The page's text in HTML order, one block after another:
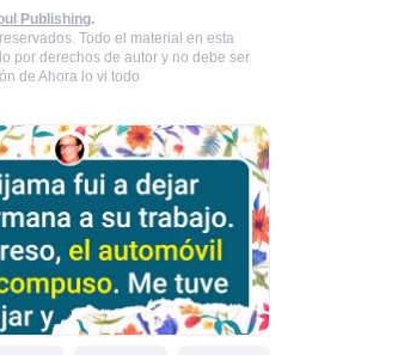
Publishing.
Todo el material en esta
por derechos de autor y no debe ser
de Ahora lo vi todo